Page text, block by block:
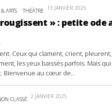
ARTS THÉÂTRE 13 JANVIER 2025
» : petite ode
Ceux qui clament, crient,
les yeux baissés parfois. Mais
Bienvenue au cœur de...
CLASSÉ 2 JANVIER 2025